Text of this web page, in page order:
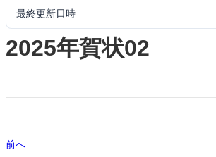
最終更新日時
2025年賀状02
前へ